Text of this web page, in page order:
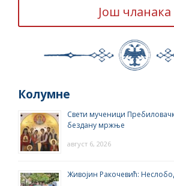
Још чланака
Колумне
Свети мученици
бездану мржње
август 6, 2026
Живојин Ракочевић: